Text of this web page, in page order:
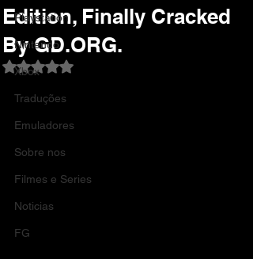
Playstation
Nintendo
Xbox
Traduções
Emuladores
Sobre nos
Filmes e Series
Noticias
FG
Edition, Finally Cracked
By GD.ORG.
Avaliado com NaN de 5 estrelas.